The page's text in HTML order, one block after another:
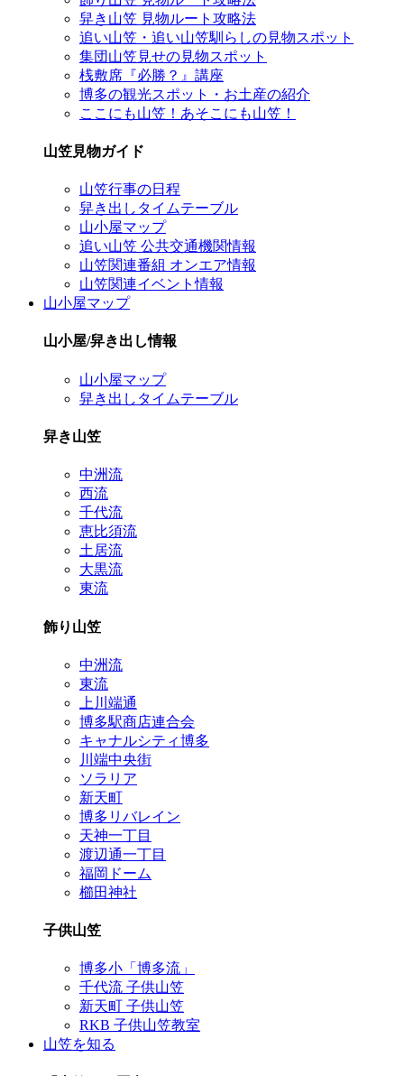
舁き山笠 見物ルート攻略法
追い山笠・追い山笠馴らしの見物スポット
集団山笠見せの見物スポット
桟敷席『必勝？』講座
博多の観光スポット・お土産の紹介
ここにも山笠！あそこにも山笠！
山笠見物ガイド
山笠行事の日程
舁き出しタイムテーブル
山小屋マップ
追い山笠 公共交通機関情報
山笠関連番組 オンエア情報
山笠関連イベント情報
山小屋マップ
山小屋/舁き出し情報
山小屋マップ
舁き出しタイムテーブル
舁き山笠
中洲流
西流
千代流
恵比須流
土居流
大黒流
東流
飾り山笠
中洲流
東流
上川端通
博多駅商店連合会
キャナルシティ博多
川端中央街
ソラリア
新天町
博多リバレイン
天神一丁目
渡辺通一丁目
福岡ドーム
櫛田神社
子供山笠
博多小「博多流」
千代流 子供山笠
新天町 子供山笠
RKB 子供山笠教室
山笠を知る